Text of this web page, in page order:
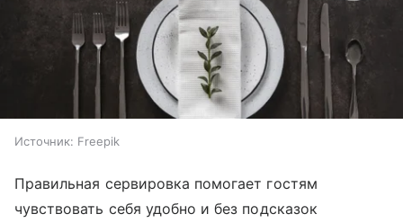
Источник: Freepik
Правильная сервировка помогает гостям
чувствовать себя удобно и без подсказок